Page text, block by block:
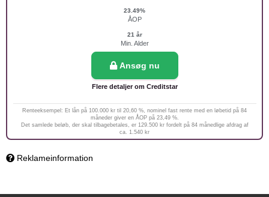
23.49%
ÅOP
21 år
Min. Alder
Ansøg nu
Flere detaljer om Creditstar
Renteeksempel: Et lån på 100.000 kr til 20,60 %, nominel fast rente med en løbetid på 84
måneder giver en ÅOP på 23,49 %.
Det samlede beløb, der skal tilbagebetales, er 129.500 kr fordelt på 84 månedlige afdrag af
ca. 1.540 kr
Reklameinformation